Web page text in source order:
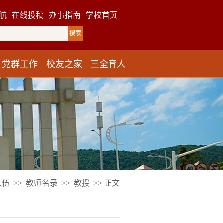
学校首页
办事指南
在线投稿
党群工作 校友之家 三全育人
伍 >> 教师名录 >> 教授 >> 正文